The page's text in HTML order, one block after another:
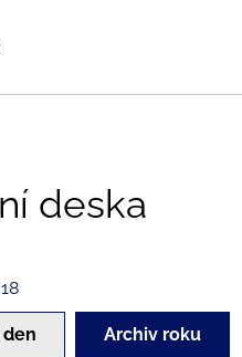
deska
Archiv roku